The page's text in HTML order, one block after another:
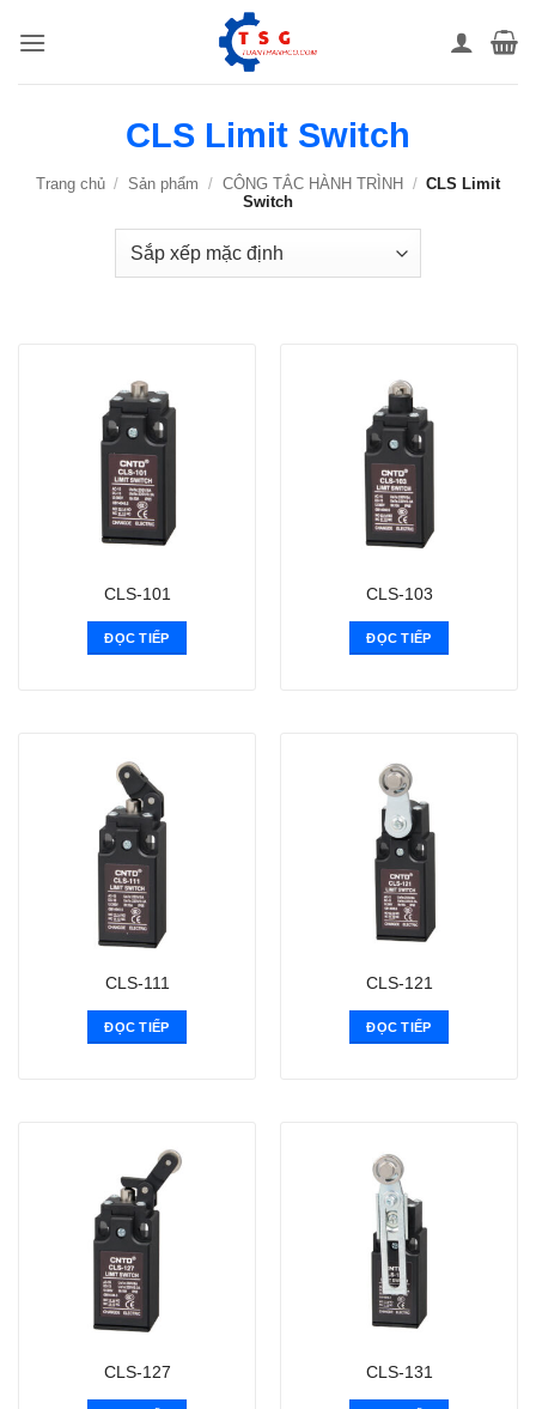
qua
CLS Limit Switch
Trang chủ / Sản phẩm / CÔNG TẮC HÀNH TRÌNH / CLS Limit
Switch
CLS-101
ĐỌC TIẾP
CLS-103
ĐỌC TIẾP
CLS-111
ĐỌC TIẾP
CLS-121
ĐỌC TIẾP
CLS-127 CLS-131